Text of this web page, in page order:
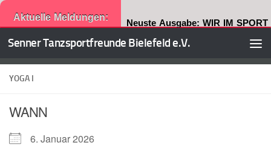
Aktuelle Meldungen: Neuste Ausgabe: WIR IM SPORT
Zum Inhalt springen
Senner Tanzsportfreunde Bielefeld e.V.
YOGA I
WANN
6. Januar 2026